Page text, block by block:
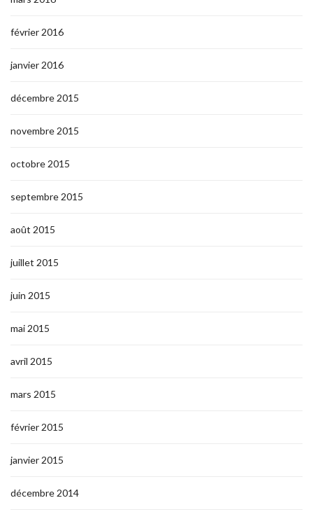
février 2016
janvier 2016
décembre 2015
novembre 2015
octobre 2015
septembre 2015
août 2015
juillet 2015
juin 2015
mai 2015
avril 2015
mars 2015
février 2015
janvier 2015
décembre 2014